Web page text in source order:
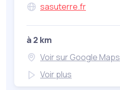
sasuterre.fr
à 2 km
Voir sur Google Maps
Voir plus